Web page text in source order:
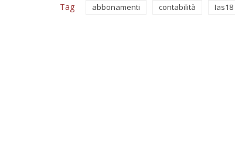
Tag abbonamenti contabilità Ias18